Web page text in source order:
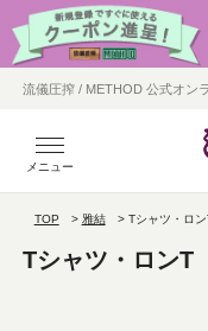
流儀圧搾 / METHOD 公式オン
メニュー
TOP 雅結 Tシャツ・ロン
Tシャツ・ロンT